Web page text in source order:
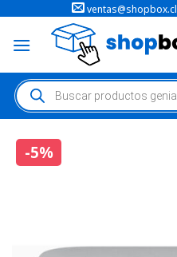
ventas@shopbox.cl
-5%